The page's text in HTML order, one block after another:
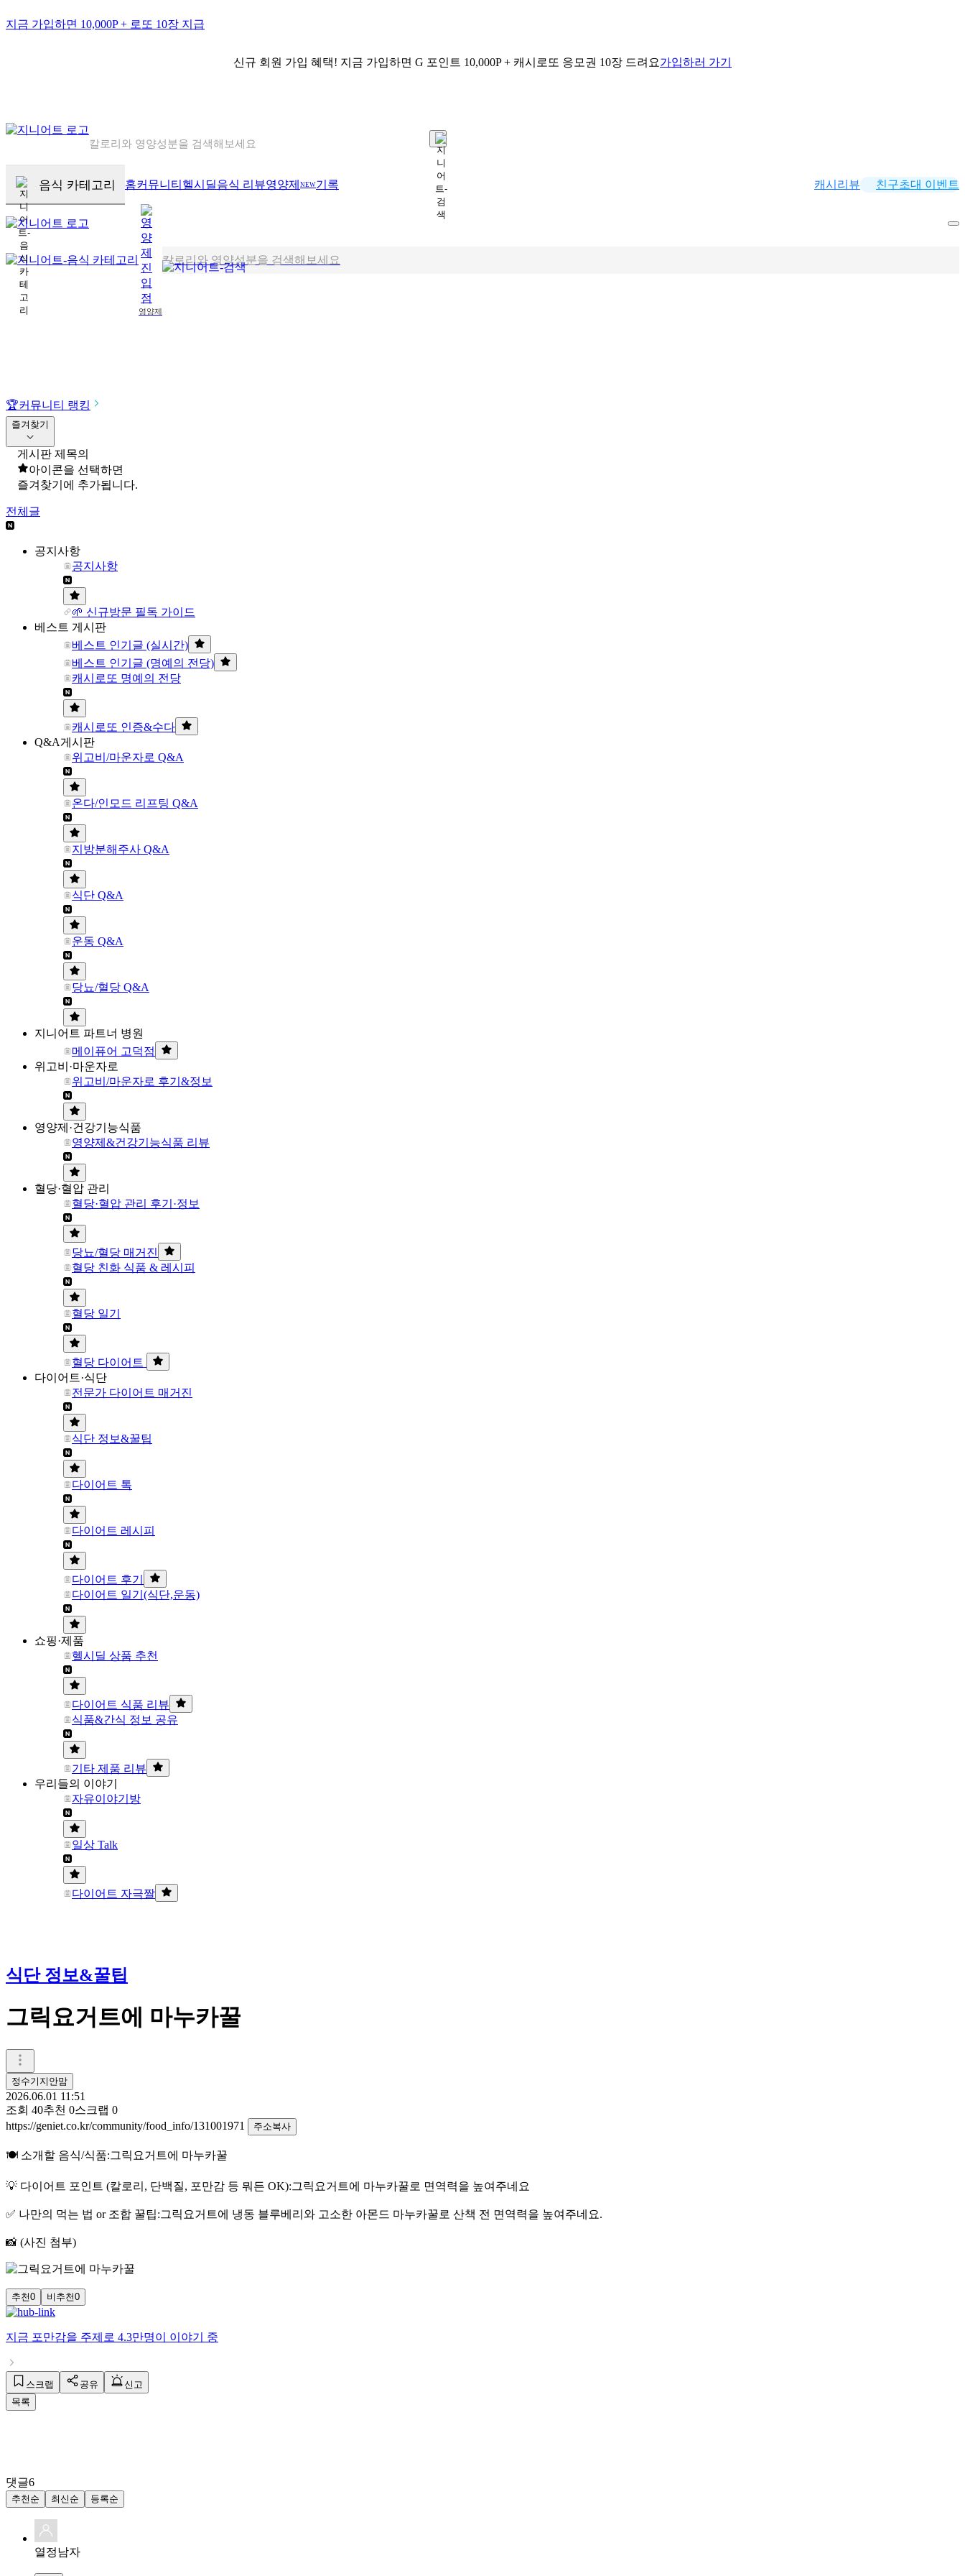
지금 가입하면 10,000P + 로또 10장 지급
신규 회원 가입 혜택! 지금 가입하면 G 포인트 10,000P + 캐시로또 응모권 10장 드려요가입하러 가기
칼로리와 영양성분을 검색해보세요
음식 카테고리 홈커뮤니티 헬시딜음식 리뷰영양제 NEW기록 캐시리뷰 친구초대 이벤트
영양제
칼로리와 영양성분을 검색해보세요
🏆커뮤니티 랭킹
즐겨찾기
게시판 제목의
아이콘을 선택하면
즐겨찾기에 추가됩니다.
전체글
공지사항
공지사항
🌱 신규방문 필독 가이드
베스트 게시판
베스트 인기글 (실시간)
베스트 인기글 (명예의 전당)
캐시로또 명예의 전당
캐시로또 인증&수다
Q&A게시판
위고비/마운자로 Q&A
온다/인모드 리프팅 Q&A
지방분해주사 Q&A
식단 Q&A
운동 Q&A
당뇨/혈당 Q&A
지니어트 파트너 병원
메이퓨어 고덕점
위고비·마운자로
위고비/마운자로 후기&정보
영양제·건강기능식품
영양제&건강기능식품 리뷰
혈당·혈압 관리
혈당·혈압 관리 후기·정보
당뇨/혈당 매거진
혈당 친화 식품 & 레시피
혈당 일기
혈당 다이어트
다이어트·식단
전문가 다이어트 매거진
식단 정보&꿀팁
다이어트 톡
다이어트 레시피
다이어트 후기
다이어트 일기(식단,운동)
쇼핑·제품
헬시딜 상품 추천
다이어트 식품 리뷰
식품&간식 정보 공유
기타 제품 리뷰
우리들의 이야기
자유이야기방
일상 Talk
다이어트 자극짤
식단 정보&꿀팁
그릭요거트에 마누카꿀
정수기지안맘
2026.06.01 11:51
조회 40추천 0스크랩 0
https://geniet.co.kr/community/food_info/131001971
주소복사
🍽️ 소개할 음식/식품:그릭요거트에 마누카꿀
💡 다이어트 포인트 (칼로리, 단백질, 포만감 등 뭐든 OK):그릭요거트에 마누카꿀로 면역력을 높여주네요
✅ 나만의 먹는 법 or 조합 꿀팁:그릭요거트에 냉동 블루베리와 고소한 아몬드 마누카꿀로 산책 전 면역력을 높여주네요.
📸 (사진 첨부)
추천0 비추천0
지금 포만감을 주제로 4.3만명이 이야기 중
스크랩 공유
신고
목록
댓글6
추천순 최신순 등록순
열정남자